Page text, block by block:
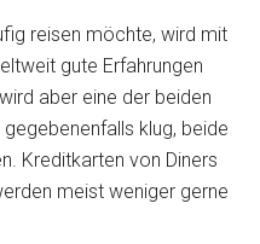
reisen möchte, wird mit
gute Erfahrungen
aber eine der beiden
klug, beide
Kreditkarten von Diners
meist weniger gerne